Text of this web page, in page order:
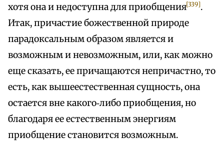
хотя она и недоступна для приобщения[339].
Итак, причастие божественной природе
парадоксальным образом является и
возможным и невозможным, или, как можно
еще сказать, ее причащаются непричастно, то
есть, как вышеестественная сущность, она
остается вне какого‑либо приобщения, но
благодаря ее естественным энергиям
приобщение становится возможным.